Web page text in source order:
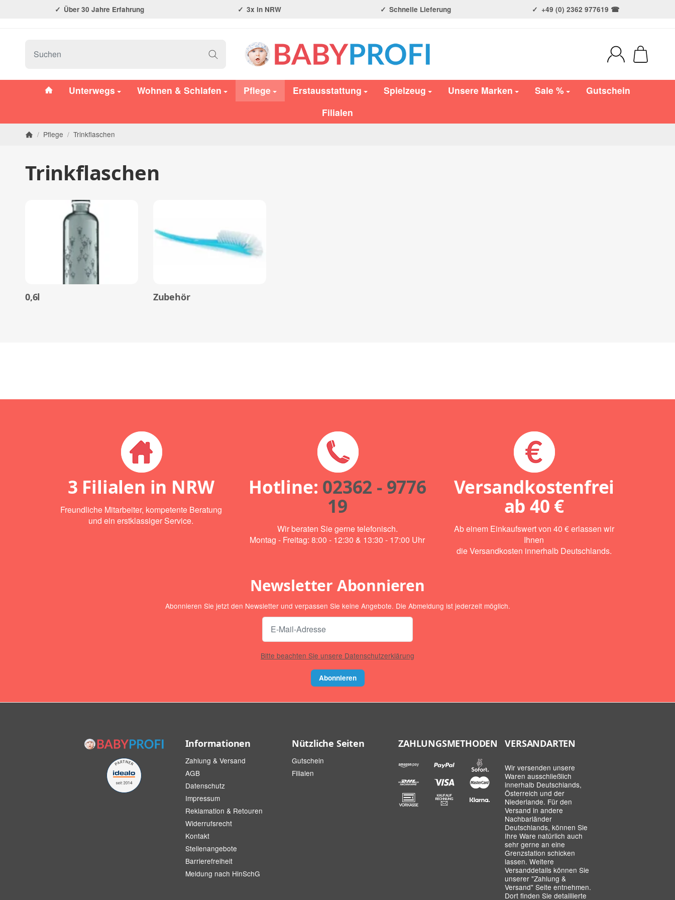
Über 30 Jahre Erfahrung 3x in NRW Schnelle Lieferung +49 (0) 2362 977619 ☎
#custom.linkHome#
Unterwegs Wohnen & Schlafen Pflege Erstausstattung Spielzeug Unsere Marken Sale %
Gutschein
Filialen
/ Pflege / Trinkflaschen
Trinkflaschen
0,6l Zubehör
3 Filialen in NRW
Freundliche Mitarbeiter, kompetente Beratung
und ein erstklassiger Service.
Hotline: 02362 - 9776
19
Wir beraten Sie gerne telefonisch.
Montag - Freitag: 8:00 - 12:30 & 13:30 - 17:00 Uhr
Versandkostenfrei
ab 40 €
Ab einem Einkaufswert von 40 € erlassen wir
Ihnen
die Versandkosten innerhalb Deutschlands.
Newsletter Abonnieren
Abonnieren Sie jetzt den Newsletter und verpassen Sie keine Angebote. Die Abmeldung ist jederzeit möglich.
Bitte beachten Sie unsere Datenschutzerklärung
Abonnieren
Informationen
Zahlung & Versand
AGB
Datenschutz
Impressum
Reklamation & Retouren
Widerrufsrecht
Kontakt
Stellenangebote
Barrierefreiheit
Meldung nach HinSchG
Nützliche Seiten
Gutschein
Filialen
ZAHLUNGSMETHODEN VERSANDARTEN
Wir versenden unsere
Waren ausschließlich
innerhalb Deutschlands,
Österreich und der
Niederlande. Für den
Versand in andere
Nachbarländer
Deutschlands, können Sie
Ihre Ware natürlich auch
sehr gerne an eine
Grenzstation schicken
lassen. Weitere
Versanddetails können Sie
unserer"Zahlung &
Versand" Seite entnehmen.
Dort finden Sie detaillierte